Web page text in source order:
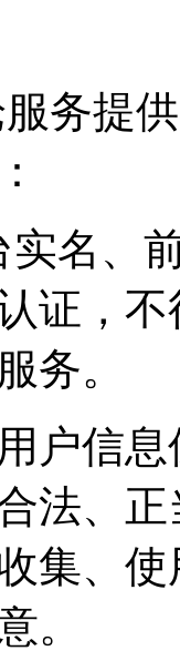
务提
实名、
证，
务。
户信
法、
集、
。